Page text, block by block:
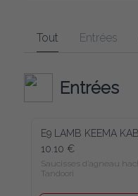
Tout Entrées
Entrées
E9 LAMB KEEMA
10.10 €
Saucisses d’agneau
Tandoori